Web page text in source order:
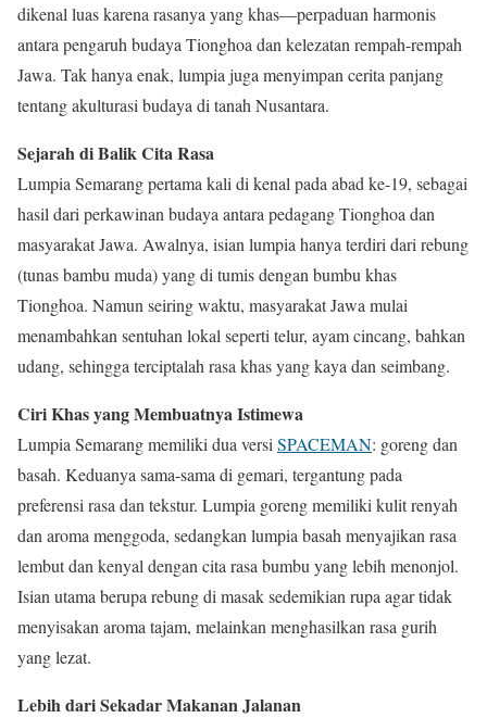
dikenal luas karena rasanya yang khas—perpaduan harmonis
antara pengaruh budaya Tionghoa dan kelezatan rempah-rempah
Jawa. Tak hanya enak, lumpia juga menyimpan cerita panjang
tentang akulturasi budaya di tanah Nusantara.
Sejarah di Balik Cita Rasa
Lumpia Semarang pertama kali di kenal pada abad ke-19, sebagai
hasil dari perkawinan budaya antara pedagang Tionghoa dan
masyarakat Jawa. Awalnya, isian lumpia hanya terdiri dari rebung
(tunas bambu muda) yang di tumis dengan bumbu khas
Tionghoa. Namun seiring waktu, masyarakat Jawa mulai
menambahkan sentuhan lokal seperti telur, ayam cincang, bahkan
udang, sehingga terciptalah rasa khas yang kaya dan seimbang.
Ciri Khas yang Membuatnya Istimewa
Lumpia Semarang memiliki dua versi SPACEMAN: goreng dan
basah. Keduanya sama-sama di gemari, tergantung pada
preferensi rasa dan tekstur. Lumpia goreng memiliki kulit renyah
dan aroma menggoda, sedangkan lumpia basah menyajikan rasa
lembut dan kenyal dengan cita rasa bumbu yang lebih menonjol.
Isian utama berupa rebung di masak sedemikian rupa agar tidak
menyisakan aroma tajam, melainkan menghasilkan rasa gurih
yang lezat.
Lebih dari Sekadar Makanan Jalanan